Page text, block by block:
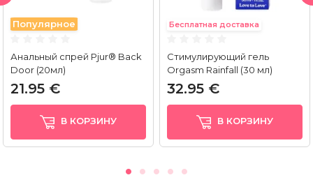
Популярное
Анальный спрей Pjur® Back
Door (20мл)
21.95 €
В КОРЗИНУ
Бесплатная доставка
Стимулирующий гель
Orgasm Rainfall (30 мл)
32.95 €
В КОРЗИНУ